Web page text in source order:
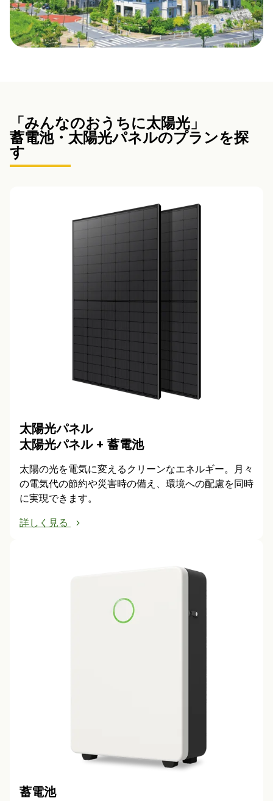
「みんなのおうちに太陽光」
蓄電池・太陽光パネルのプランを探
す
太陽光パネル
太陽光パネル + 蓄電池
太陽の光を電気に変えるクリーンなエネルギー。月々
の電気代の節約や災害時の備え、環境への配慮を同時
に実現できます。
詳しく見る
蓄電池